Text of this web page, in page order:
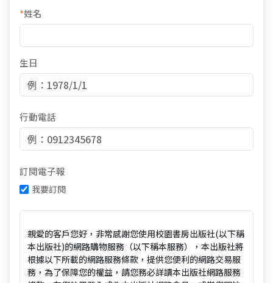
*姓名
生日
行動電話
訂閱電子報
我要訂閱